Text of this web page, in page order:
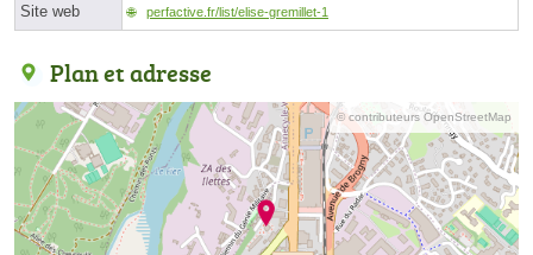
Site web perfactive.fr/list/elise-gremillet-1
Plan et adresse
© contributeurs OpenStreetMap